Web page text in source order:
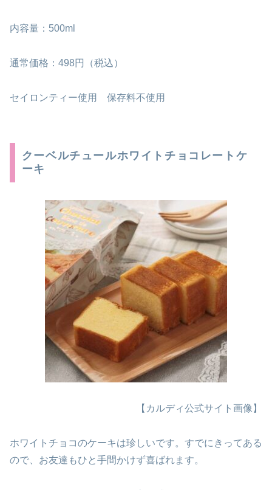
内容量：500ml
通常価格：498円（税込）
セイロンティー使用 保存料不使用
クーベルチュールホワイトチョコレートケ
ーキ
【カルディ公式サイト画像】
ホワイトチョコのケーキは珍しいです。すでにきってある
ので、お友達もひと手間かけず喜ばれます。